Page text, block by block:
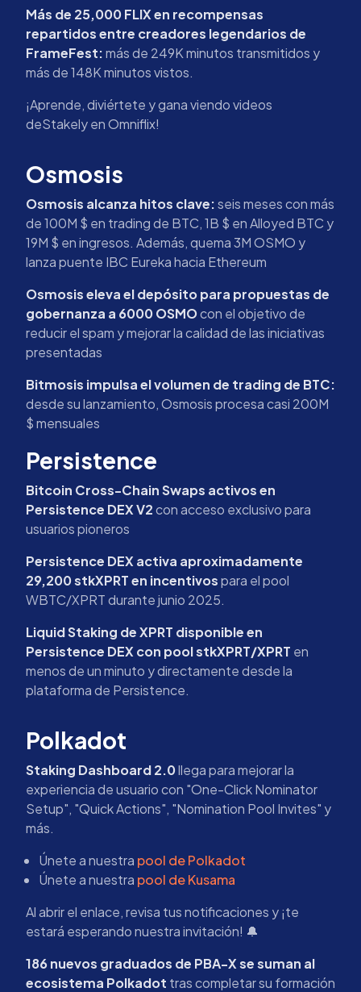
Más de 25,000 FLIX en recompensas
repartidos entre creadores legendarios de
FrameFest:más de 249K minutos transmitidos y
más de 148K minutos vistos.
¡Aprende, diviértete y gana viendo videos
deStakely en Omniflix!
Osmosis
Osmosis alcanza hitos clave:seis meses con más
de 100M $ en trading de BTC, 1B $ en Alloyed BTC y
19M $ en ingresos. Además, quema 3M OSMO y
lanza puente IBC Eureka hacia Ethereum
Osmosis eleva el depósito para propuestas de
gobernanza a 6000 OSMOcon el objetivo de
reducir el spam y mejorar la calidad de las iniciativas
presentadas
Bitmosis impulsa el volumen de trading de BTC:
desde su lanzamiento, Osmosis procesa casi 200M
$ mensuales
Persistence
Bitcoin Cross-Chain Swaps activos en
Persistence DEX V2con acceso exclusivo para
usuarios pioneros
Persistence DEX activa aproximadamente
29,200 stkXPRT en incentivospara el pool
WBTC/XPRT durante junio 2025.
Liquid Staking de XPRT disponible en
Persistence DEX con pool stkXPRT/XPRT en
menos de un minuto y directamente desde la
plataforma de Persistence.
Polkadot
Staking Dashboard 2.0llega para mejorar la
experiencia de usuario con "One-Click Nominator
Setup", "Quick Actions", "Nomination Pool Invites" y
más.
Únete a nuestra pool de Polkadot
Únete a nuestra pool de Kusama
Al abrir el enlace, revisa tus notificaciones y ¡te
estará esperando nuestra invitación! 🔔
186 nuevos graduados de PBA-X se suman al
ecosistema Polkadot tras completar su formación